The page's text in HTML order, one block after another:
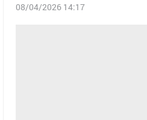
08/04/2026 14:17